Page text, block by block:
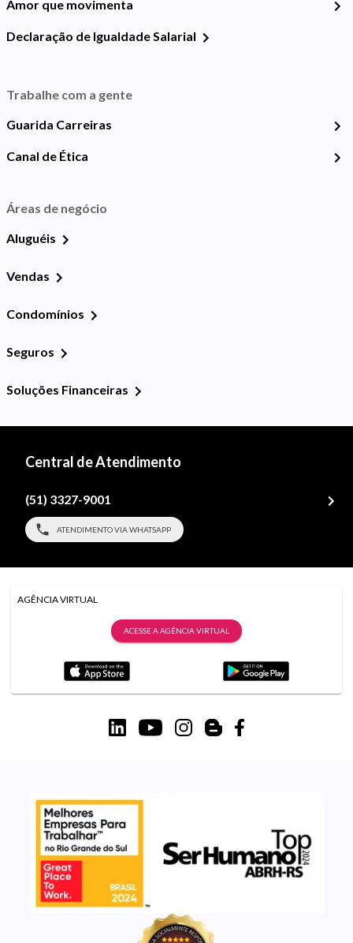
Amor que movimenta
Declaração de Igualdade Salarial
Trabalhe com a gente
Guarida Carreiras
Canal de Ética
Áreas de negócio
Aluguéis
Vendas
Condomínios
Seguros
Soluções Financeiras
Central de Atendimento
(51) 3327-9001
ATENDIMENTO VIA WHATSAPP
AGÊNCIA VIRTUAL
ACESSE A AGÊNCIA VIRTUAL